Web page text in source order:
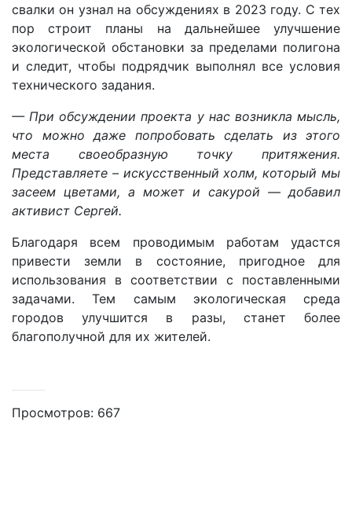
свалки он узнал на обсуждениях в 2023 году. С тех
пор строит планы на дальнейшее улучшение
экологической обстановки за пределами полигона
и следит, чтобы подрядчик выполнял все условия
технического задания.
— При обсуждении проекта у нас возникла мысль,
что можно даже попробовать сделать из этого
места своеобразную точку притяжения.
Представляете – искусственный холм, который мы
засеем цветами, а может и сакурой — добавил
активист Сергей.
Благодаря всем проводимым работам удастся
привести земли в состояние, пригодное для
использования в соответствии с поставленными
задачами. Тем самым экологическая среда
городов улучшится в разы, станет более
благополучной для их жителей.
Просмотров: 667